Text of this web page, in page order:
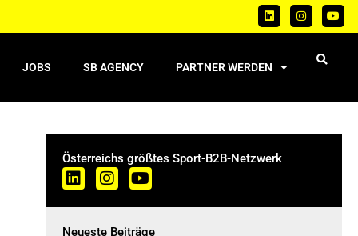
JOBS SB AGENCY PARTNER WERDEN
Österreichs größtes Sport-B2B-Netzwerk
Neueste Beiträge